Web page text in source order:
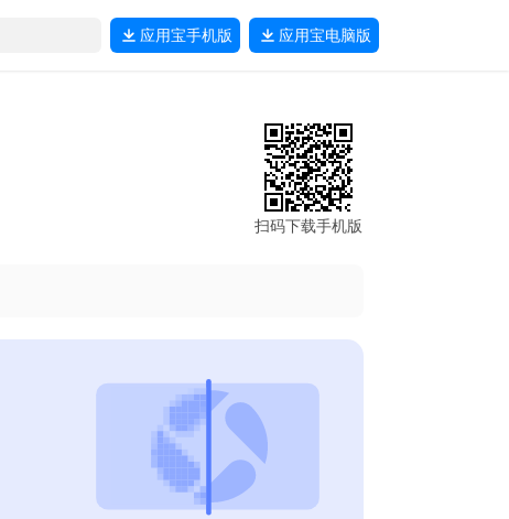
应用宝手机版 应用宝电脑版
扫码下载手机版